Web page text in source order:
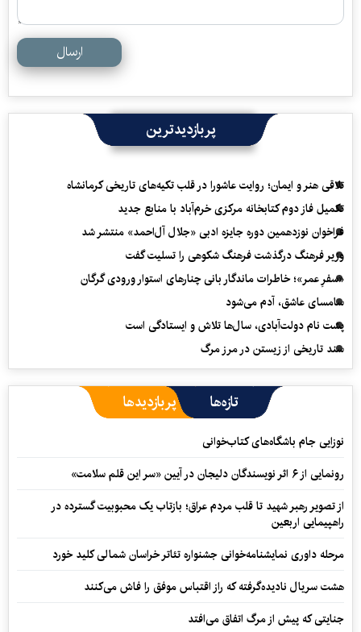
ارسال
پربازدیدترین
تلاقی هنر و ایمان؛ روایت عاشورا در قلب تکیه‌های تاریخی کرمانشاه
تکمیل فاز دوم کتابخانه مرکزی خرم‌آباد با منابع جدید
فراخوان نوزدهمین دوره جایزه ادبی «جلال آل‌احمد» منتشر شد
وزیر فرهنگ درگذشت فرهنگ شکوهی را تسلیت گفت
«سفرِ عمر»؛ خاطرات ماندگار بانی چنارهای استوار ورودی گرگان
سامسای عاشق، آدم می‌شود
پشت نام دولت‌آبادی، سال‌ها تلاش و ایستادگی است
سند تاریخی از زیستن در مرز مرگ
تازه‌ها پربازدیدها
نوزایی جام باشگاه‌های کتاب‌خوانی
رونمایی از ۶ اثر نویسندگان دلیجان در آیین «سر این قلم سلامت»
از تصویر رهبر شهید تا قلب مردم عراق؛ بازتاب یک محبوبیت گسترده در
راهپیمایی اربعین
مرحله داوری نمایشنامه‌خوانی جشنواره تئاتر خراسان شمالی کلید خورد
هشت سریال نادیده‌گرفته که راز اقتباس موفق را فاش می‌کنند
جنایتی که پیش از مرگ اتفاق می‌افتد